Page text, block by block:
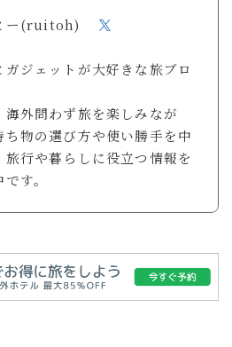
ー(ruitoh)
ガジェットが大好きな旅ブロ
海外問わず旅を楽しみなが
ち物の選び方や使い勝手を中
旅行や暮らしに役立つ情報を
す。